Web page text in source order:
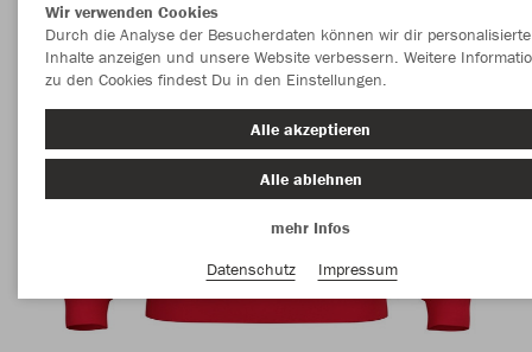
Wir verwenden Cookies
Durch die Analyse der Besucherdaten können wir dir personalisierte
Inhalte anzeigen und unsere Website verbessern. Weitere
zu den Cookies findest Du in den Einstellungen.
Alle akzeptieren
Alle ablehnen
mehr Infos
Datenschutz
Impressum